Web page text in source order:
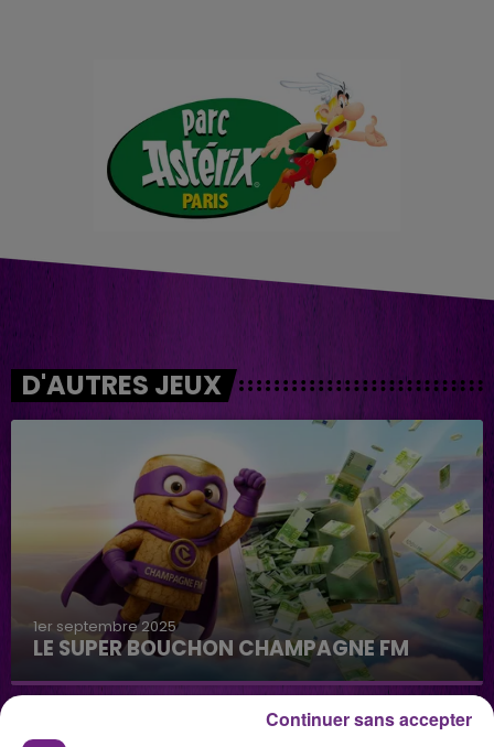
D'AUTRES JEUX
1er septembre 2025
LE SUPER BOUCHON CHAMPAGNE FM
Continuer sans accepter